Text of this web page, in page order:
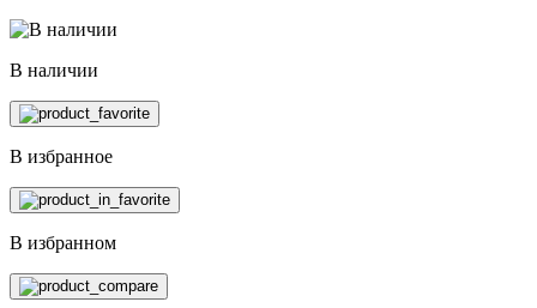
В наличии
В избранное
В избранном